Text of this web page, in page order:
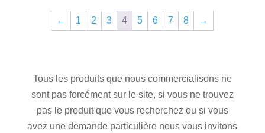
← 1 2 3 4 5 6 7 8 →
Tous les produits que nous commercialisons ne
sont pas forcément sur le site, si vous ne trouvez
pas le produit que vous recherchez ou si vous
avez une demande particulière nous vous invitons